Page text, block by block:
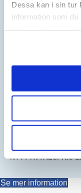
Dessa kan i sin tur
information som
VISAS HÄR:
ANGE NUVARANDE
NYTT AVTALSPRIS
Se mer information